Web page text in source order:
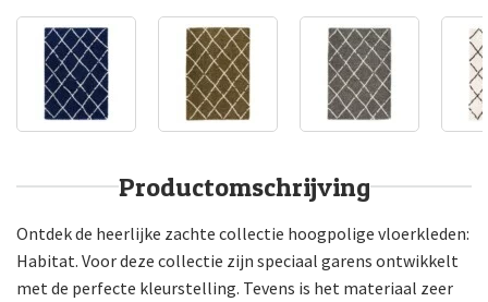
Productomschrijving
Ontdek de heerlijke zachte collectie hoogpolige vloerkleden:
Habitat. Voor deze collectie zijn speciaal garens ontwikkelt
met de perfecte kleurstelling. Tevens is het materiaal zeer